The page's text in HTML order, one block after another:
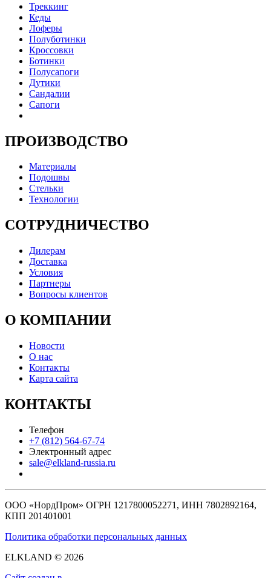
Треккинг
Кеды
Лоферы
Полуботинки
Кроссовки
Ботинки
Полусапоги
Дутики
Сандалии
Сапоги
ПРОИЗВОДСТВО
Материалы
Подошвы
Стельки
Технологии
СОТРУДНИЧЕСТВО
Дилерам
Доставка
Условия
Партнеры
Вопросы клиентов
О КОМПАНИИ
Новости
О нас
Контакты
Карта сайта
КОНТАКТЫ
Телефон
+7 (812) 564-67-74
Электронный адрес
sale@elkland-russia.ru
ООО «НордПром» ОГРН 1217800052271, ИНН 7802892164,
КПП 201401001
Политика обработки персональных данных
ELKLAND © 2026